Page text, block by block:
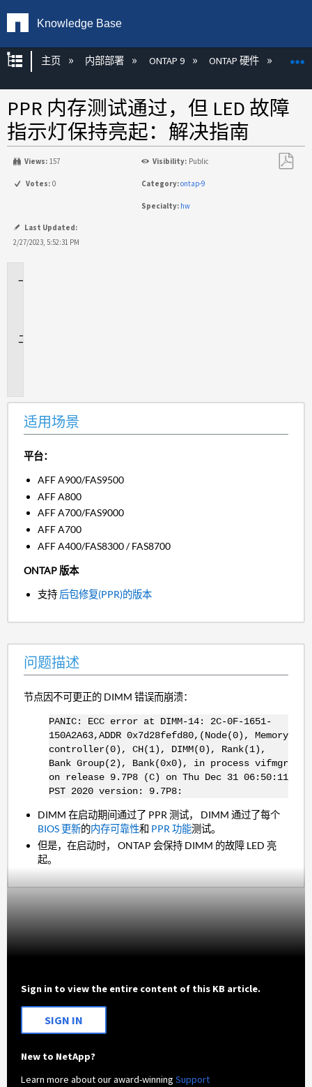
Knowledge Base
扩展/隐缩全局层次
主页 内部部署 ONTAP 9 ONTAP 硬件
PPR 内存测试通过，但 LED 故障
指示灯保持亮起：解决指南
Views: 157 Visibility: Public
Votes: 0 Category:ontap-9
Specialty: hw
Last Updated:
2/27/2023, 5:52:31 PM
适用场景
平台：
AFF A900/FAS9500
AFF A800
AFF A700/FAS9000
AFF A700
AFF A400/FAS8300 / FAS8700
ONTAP 版本
支持 后包修复(PPR)的版本
问题描述
节点因不可更正的 DIMM 错误而崩溃：
PANIC: ECC error at DIMM-14: 2C-0F-1651-
150A2A63,ADDR 0x7d28fefd80,(Node(0), Memory
controller(0), CH(1), DIMM(0), Rank(1),
Bank Group(2), Bank(0x0), in process vifmgr
on release 9.7P8 (C) on Thu Dec 31 06:50:11
PST 2020 version: 9.7P8:
DIMM 在启动期间通过了 PPR 测试， DIMM 通过了每个
BIOS 更新的内存可靠性和 PPR 功能测试。
但是，在启动时， ONTAP 会保持 DIMM 的故障 LED 亮
起。
Sign in to view the entire content of this KB article.
SIGN IN
New to NetApp?
Learn more about our award-winningSupport